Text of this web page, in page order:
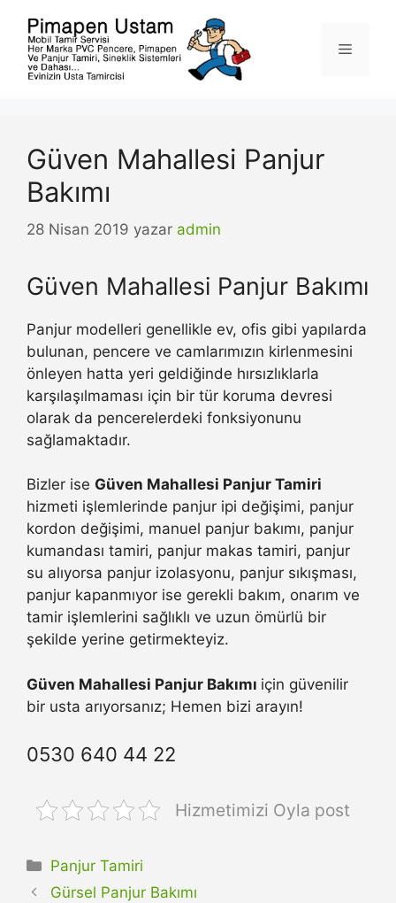
Menü
Güven Mahallesi Panjur
Bakımı
28 Nisan 2019 yazar admin
Güven Mahallesi Panjur Bakımı
Panjur modelleri genellikle ev, ofis gibi yapılarda
bulunan, pencere ve camlarımızın kirlenmesini
önleyen hatta yeri geldiğinde hırsızlıklarla
karşılaşılmaması için bir tür koruma devresi
olarak da pencerelerdeki fonksiyonunu
sağlamaktadır.
Bizler ise Güven Mahallesi Panjur Tamiri
hizmeti işlemlerinde panjur ipi değişimi, panjur
kordon değişimi, manuel panjur bakımı, panjur
kumandası tamiri, panjur makas tamiri, panjur
su alıyorsa panjur izolasyonu, panjur sıkışması,
panjur kapanmıyor ise gerekli bakım, onarım ve
tamir işlemlerini sağlıklı ve uzun ömürlü bir
şekilde yerine getirmekteyiz.
Güven Mahallesi Panjur Bakımı için güvenilir
bir usta arıyorsanız; Hemen bizi arayın!
0530 640 44 22
Hizmetimizi Oyla post
Kategoriler
Panjur Tamiri
Gürsel Panjur Bakımı